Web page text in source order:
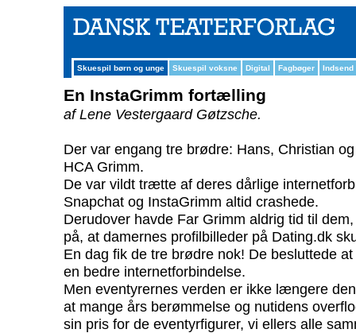
Skuespil børn og unge Skuespil voksne Digital Fagbøger Indsend
En InstaGrimm fortælling
af Lene Vestergaard Gøtzsche.
Der var engang tre brødre: Hans, Christian
HCA Grimm.
De var vildt trætte af deres dårlige
Snapchat og InstaGrimm altid crashede.
Derudover havde Far Grimm aldrig tid til
på, at damernes profilbilleder på Dating.dk
En dag fik de tre brødre nok! De besluttede
en bedre internetforbindelse.
Men eventyrernes verden er ikke længere
at mange års berømmelse og nutidens
sin pris for de eventyrfigurer, vi ellers alle